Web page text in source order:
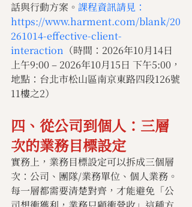
話與行動方案。 課程資訊請見：
https://www.harment.com/blank/20
261014-effective-client-
interaction （時間：2026年10月14日
上午9:00 – 2026年10月15日 下午5:00，
地點：台北市松山區南京東路四段126號
11樓之2）
四、從公司到個人：三層
次的業務目標設定
實務上，業務目標設定可以拆成三個層
次：公司、團隊/業務單位、個人業務。
每一層都需要清楚對齊，才能避免「公